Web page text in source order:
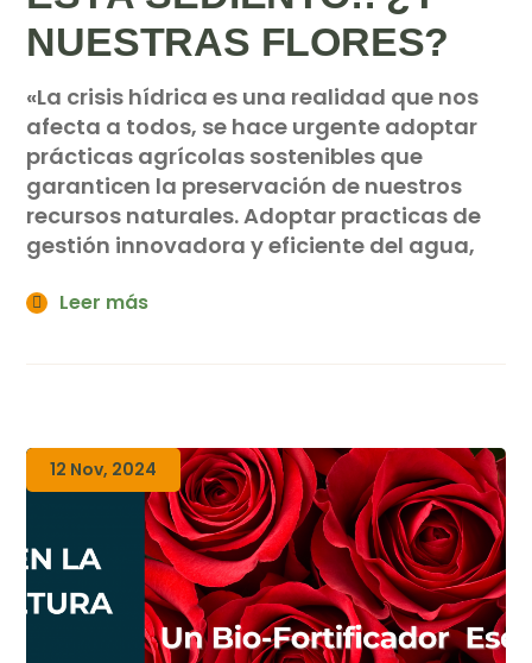
NUESTRAS FLORES?
«La crisis hídrica es una realidad que nos
afecta a todos, se hace urgente adoptar
prácticas agrícolas sostenibles que
garanticen la preservación de nuestros
recursos naturales. Adoptar practicas de
gestión innovadora y eficiente del agua,
Leer más
12 Nov, 2024